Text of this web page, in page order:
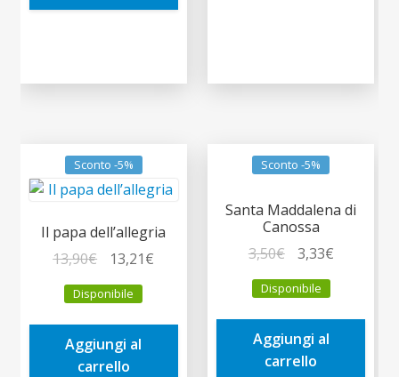
Sconto -5%
Il papa dell’allegria
13,90€
prezzo
originale
era:
13,90€.
13,21€
è:
Disponibile
Aggiungi al
carrello
Sconto -5%
Santa Maddalena di
Canossa
3,50€
prezzo
originale
era:
3,50€.
3,33€Il
è:
Disponibile
Aggiungi al
carrello